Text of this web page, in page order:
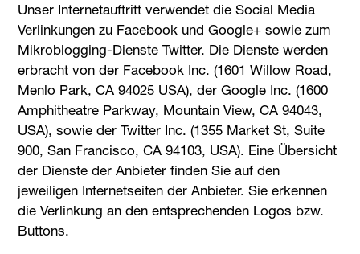
Unser Internetauftritt verwendet die Social Media
Verlinkungen zu Facebook und Google+ sowie zum
Mikroblogging-Dienste Twitter. Die Dienste werden
erbracht von der Facebook Inc. (1601 Willow Road,
Menlo Park, CA 94025 USA), der Google Inc. (1600
Amphitheatre Parkway, Mountain View, CA 94043,
USA), sowie der Twitter Inc. (1355 Market St, Suite
900, San Francisco, CA 94103, USA). Eine Übersicht
der Dienste der Anbieter finden Sie auf den
jeweiligen Internetseiten der Anbieter. Sie erkennen
die Verlinkung an den entsprechenden Logos bzw.
Buttons.